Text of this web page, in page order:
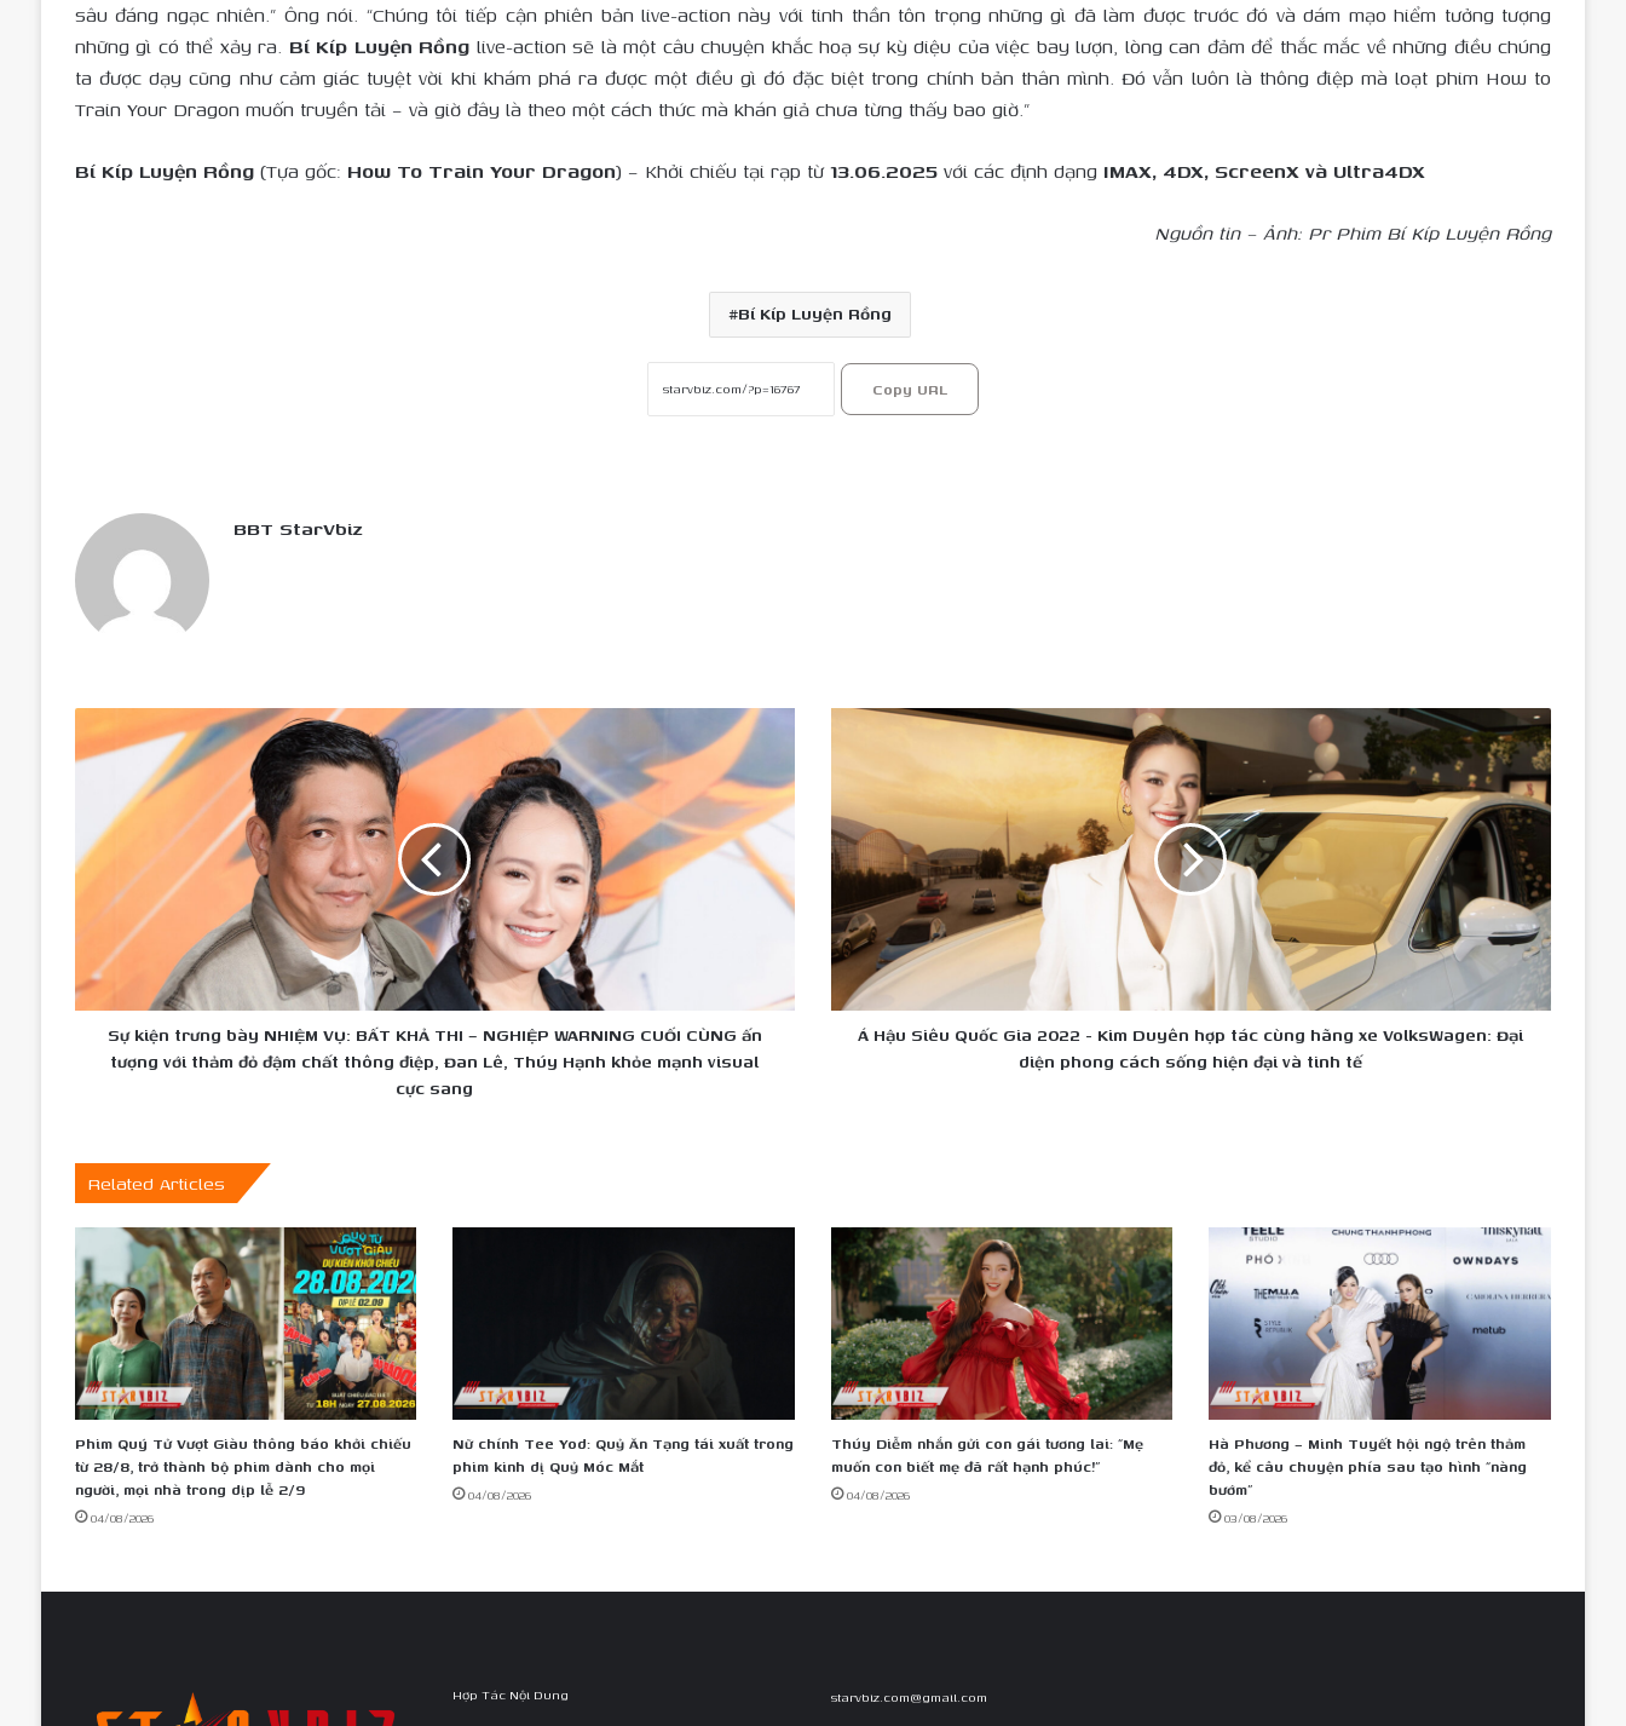
sâu đáng ngạc nhiên.” Ông nói. “Chúng tôi tiếp cận phiên bản live-action này với tinh thần tôn trọng những gì đã làm được trước đó và dám mạo hiểm tưởng tượng
những gì có thể xảy ra. Bí Kíp Luyện Rồng live-action sẽ là một câu chuyện khắc hoạ sự kỳ diệu của việc bay lượn, lòng can đảm để thắc mắc về những điều chúng
ta được dạy cũng như cảm giác tuyệt vời khi khám phá ra được một điều gì đó đặc biệt trong chính bản thân mình. Đó vẫn luôn là thông điệp mà loạt phim How to
Train Your Dragon muốn truyền tải – và giờ đây là theo một cách thức mà khán giả chưa từng thấy bao giờ.”
Bí Kíp Luyện Rồng (Tựa gốc: How To Train Your Dragon) – Khởi chiếu tại rạp từ13.06.2025 với các định dạng IMAX, 4DX, ScreenX và Ultra4DX
Nguồn tin – Ảnh: Pr Phim Bí Kíp Luyện Rồng
Bí Kíp Luyện Rồng
Copy URL
BBT StarVbiz
trưng
NHIỆM
VỤ:
BẤT
–
NGHIỆP
WARNING
đậm
chất
thông
điệp,
Đan
Lê,
Thúy
Hạnh
khỏe
sang
Sự kiện trưng bày NHIỆM VỤ: BẤT KHẢ THI – NGHIỆP WARNING CUỐI CÙNG ấn
tượng với thảm đỏ đậm chất thông điệp, Đan Lê, Thúy Hạnh khỏe mạnh visual
cực sang
Gia
2022
-
Duyên
hợp
tác
cùng
hiện
đại
và
tinh
tế
Á Hậu Siêu Quốc Gia 2022 - Kim Duyên hợp tác cùng hãng xe VolksWagen: Đại
diện phong cách sống hiện đại và tinh tế
Related Articles
Phim Quý Tử Vượt Giàu thông báo khởi chiếu
từ 28/8, trở thành bộ phim dành cho mọi
người, mọi nhà trong dịp lễ 2/9
04/08/2026
Nữ chính Tee Yod: Quỷ Ăn Tạng tái xuất trong
phim kinh dị Quỷ Móc Mắt
04/08/2026
Thúy Diễm nhắn gửi con gái tương lai: “Mẹ
muốn con biết mẹ đã rất hạnh phúc!”
04/08/2026
Hà Phương – Minh Tuyết hội ngộ trên thảm
đỏ, kể câu chuyện phía sau tạo hình “nàng
bướm”
03/08/2026
Hợp Tác Nội Dung starvbiz.com@gmail.com